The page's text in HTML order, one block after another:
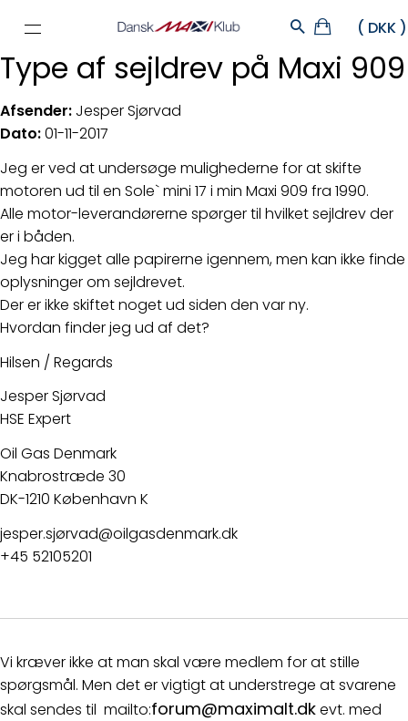
Type af sejldrev på Maxi 909
Afsender:​ Jesper Sjørvad
Dato:01-11-2017
Jeg er ved at undersøge mulighederne for at skifte
motoren ud til en Sole` mini 17 i min Maxi 909 fra 1990.
Alle motor-leverandørerne spørger til hvilket sejldrev der
er i båden.
Jeg har kigget alle papirerne igennem, men kan ikke finde
oplysninger om sejldrevet.
Der er ikke skiftet noget ud siden den var ny.
Hvordan finder jeg ud af det?
Hilsen / Regards
Jesper Sjørvad
HSE Expert
Oil Gas Denmark
Knabrostræde 30
DK-1210 København K
jesper.sjørvad@oilgasdenmark.dk
+45 52105201
Vi kræver ikke at man skal være medlem for at stille
spørgsmål. Men det er vigtigt at understrege at svarene
skal sendes til mailto:forum@maximalt.dkevt. med